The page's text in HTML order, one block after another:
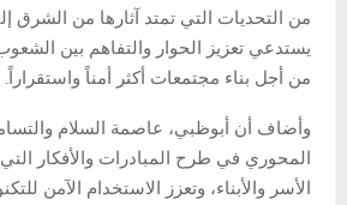
من التحديات التي تمتد آثارها من الشرق
يستدعي تعزيز الحوار والتفاهم بين
من أجل بناء مجتمعات أكثر أمناً واستقراراً.
وأضاف أن أبوظبي، عاصمة السلام
المحوري في طرح المبادرات والأفكار
الأسر والأبناء، وتعزز الاستخدام الآمن